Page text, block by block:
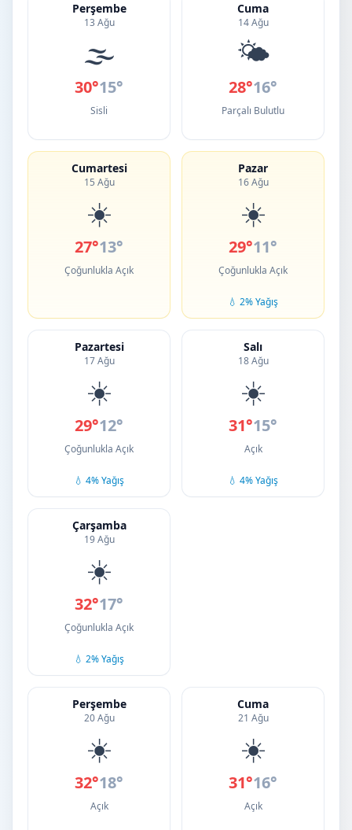
Perşembe
13 Ağu
🌫️
30°15°
Sisli
Cuma
14 Ağu
🌤️
28°16°
Parçalı Bulutlu
Cumartesi
15 Ağu
☀️
27°13°
Çoğunlukla Açık
Pazar
16 Ağu
☀️
29°11°
Çoğunlukla Açık
💧 2% Yağış
Pazartesi
17 Ağu
☀️
29°12°
Çoğunlukla Açık
💧 4% Yağış
Salı
18 Ağu
☀️
31°15°
Açık
💧 4% Yağış
Çarşamba
19 Ağu
☀️
32°17°
Çoğunlukla Açık
💧 2% Yağış
Perşembe
20 Ağu
☀️
32°18°
Açık
Cuma
21 Ağu
☀️
31°16°
Açık